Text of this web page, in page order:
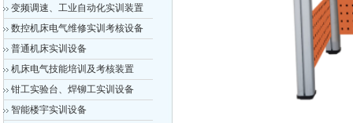
变频调速、工业自动化实训装置
数控机床电气维修实训考核设备
普通机床实训设备
机床电气技能培训及考核装置
钳工实验台、焊铆工实训设备
智能楼宇实训设备